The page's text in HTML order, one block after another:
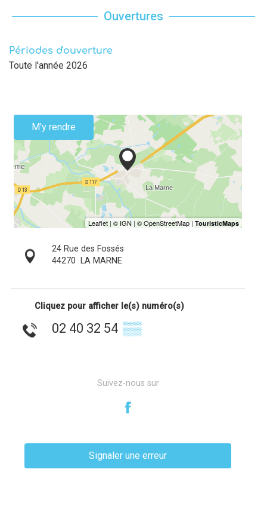
Ouvertures
Périodes d'ouverture
Toute l'année 2026
M'y rendre
24 Rue des Fossés
44270 LA MARNE
Cliquez pour afficher le(s) numéro(s)
02 40 32 54 ▒▒
Suivez-nous sur
Signaler une erreur